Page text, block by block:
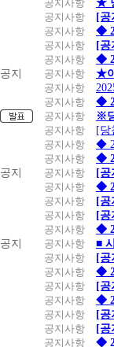
공지사항
★
공지사항
[공
공지사항
◆
공지사항
[공
공지사항
◆
공지
공지사항
★
공지사항
공지사항
◆
공지사항
※
공지사항
[당
공지사항
◆
공지사항
◆
공지
공지사항
[공
공지사항
◆
공지사항
[공
공지사항
[공
공지사항
◆
공지
공지사항
■
공지사항
[공
공지사항
◆
공지사항
[공
공지사항
◆
공지사항
[공
공지사항
[공
공지사항
◆